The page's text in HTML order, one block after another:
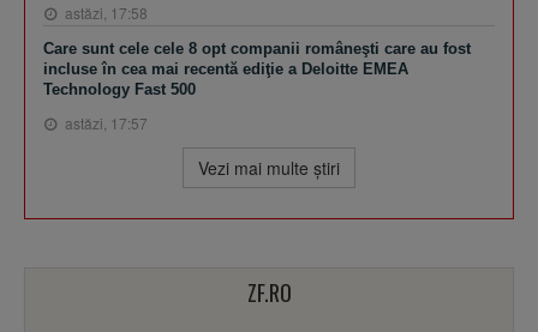
astăzi, 17:58
Care sunt cele cele 8 opt companii româneşti care au fost
incluse în cea mai recentă ediţie a Deloitte EMEA
Technology Fast 500
astăzi, 17:57
Vezi mai multe ştiri
ZF.RO